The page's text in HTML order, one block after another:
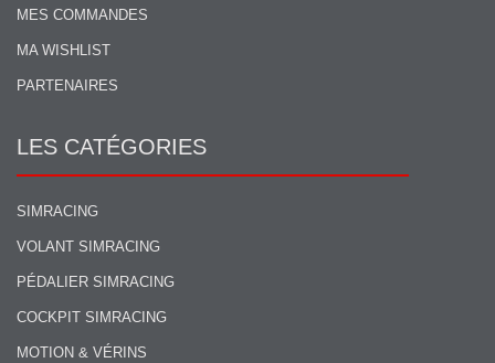
MES COMMANDES
MA WISHLIST
PARTENAIRES
LES CATÉGORIES
SIMRACING
VOLANT SIMRACING
PÉDALIER SIMRACING
COCKPIT SIMRACING
MOTION & VÉRINS